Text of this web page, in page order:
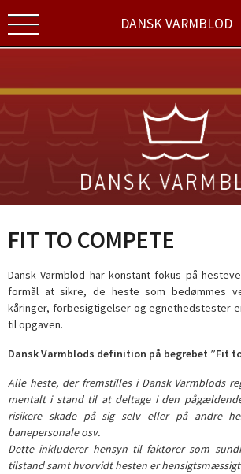
DANSK VARMBLOD
FIT TO COMPETE
Dansk Varmblod har konstant fokus på
formål at sikre, de heste som bedømmes
kåringer, forbesigtigelser og egnethedstester
til opgaven.
Dansk Varmblods definition på begrebet ”Fit
Alle heste, der fremstilles i Dansk Varmblods
mentalt i stand til at deltage i den
risikere skade på sig selv eller på andre
banepersonale osv.
Dette inkluderer hensyn til faktorer som
tilstand samt hvorvidt hesten er